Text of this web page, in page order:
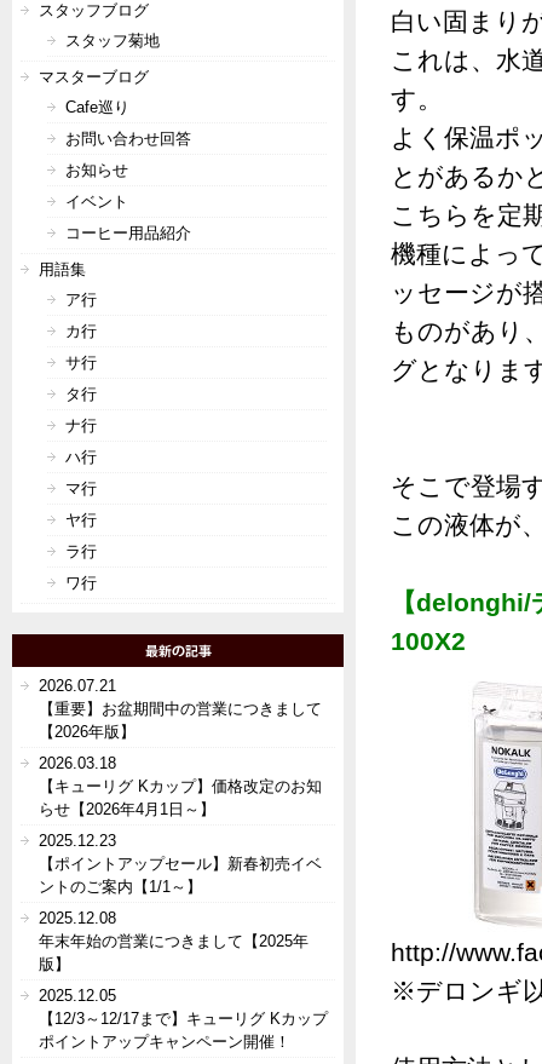
白い固まり
これは、水
す。
よく保温ポ
とがあるか
こちらを定
機種によっ
ッセージが
ものがあり
グとなりま
そこで登場
この液体が
【
100X2
http://
※デロンギ
スタッフブログ
スタッフ菊地
マスターブログ
Cafe巡り
お問い合わせ回答
お知らせ
イベント
コーヒー用品紹介
用語集
ア行
カ行
サ行
タ行
ナ行
ハ行
マ行
ヤ行
ラ行
ワ行
2026.07.21
【重要】お盆期間中の営業につきまして
【2026年版】
2026.03.18
【キューリグ Kカップ】価格改定のお知
らせ【2026年4月1日～】
2025.12.23
【ポイントアップセール】新春初売イベ
ントのご案内【1/1～】
2025.12.08
年末年始の営業につきまして【2025年
版】
2025.12.05
【12/3～12/17まで】キューリグ Kカップ
ポイントアップキャンペーン開催！